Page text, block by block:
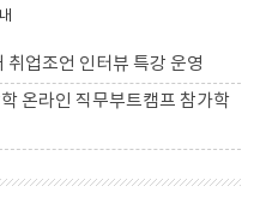
취업조언 인터뷰 특강 운영
온라인 직무부트캠프 참가학